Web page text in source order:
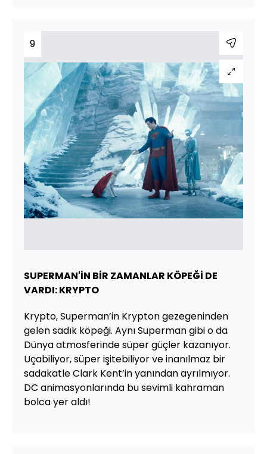
9
SUPERMAN'İN BİR ZAMANLAR KÖPEĞİ DE
VARDI: KRYPTO
Krypto, Superman’in Krypton gezegeninden
gelen sadık köpeği. Aynı Superman gibi o da
Dünya atmosferinde süper güçler kazanıyor.
Uçabiliyor, süper işitebiliyor ve inanılmaz bir
sadakatle Clark Kent’in yanından ayrılmıyor.
DC animasyonlarında bu sevimli kahraman
bolca yer aldı!